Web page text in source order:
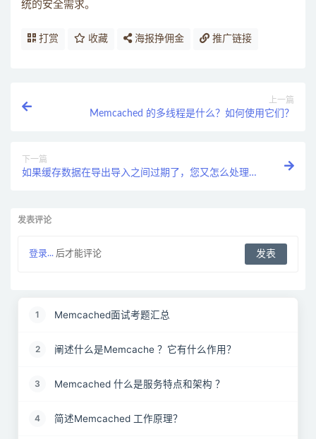
统的安全需求。
打赏 收藏 海报挣佣金 推广链接
上一篇
Memcached 的多线程是什么？如何使用它们？
下一篇
如果缓存数据在导出导入之间过期了，您又怎么处理这
发表评论
登录... 后才能评论
1 Memcached面试考题汇总
2 阐述什么是Memcache ？它有什么作用？
3 Memcached 什么是服务特点和架构 ？
4 简述Memcached 工作原理？